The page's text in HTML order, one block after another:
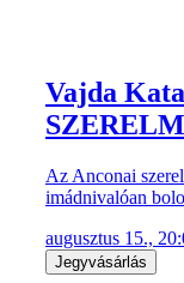
Vajda
Az Anconai
imádnivalóan
augusztus 15.,
Jegyvásárlás